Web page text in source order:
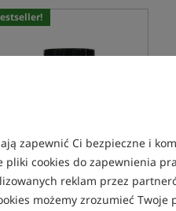
zapewnić Ci bezpieczne i
cookies do zapewnienia
reklam przez
możemy zrozumieć Twoje
System
PLN
KUP